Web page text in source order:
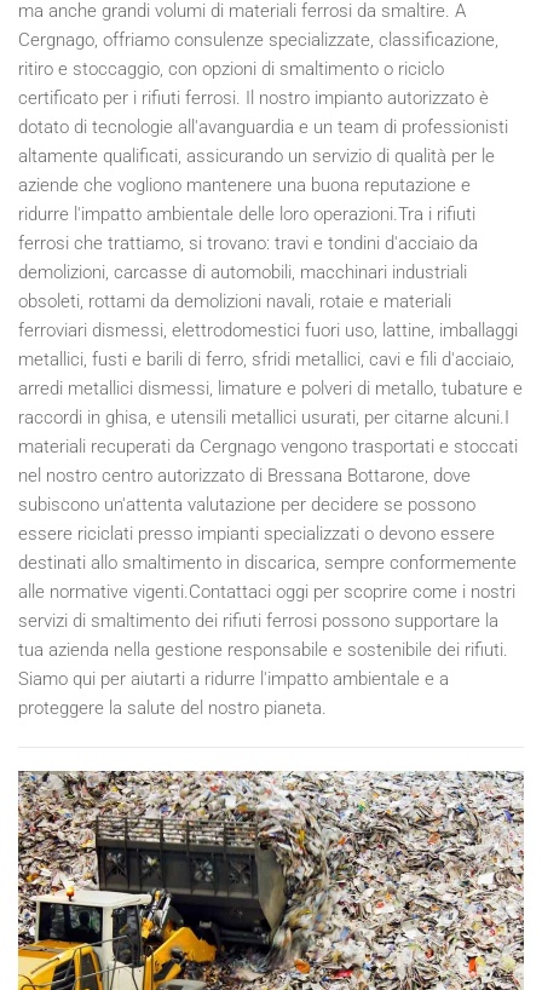
ma anche grandi volumi di materiali ferrosi da smaltire. A
Cergnago, offriamo consulenze specializzate, classificazione,
ritiro e stoccaggio, con opzioni di smaltimento o riciclo
certificato per i rifiuti ferrosi. Il nostro impianto autorizzato è
dotato di tecnologie all'avanguardia e un team di professionisti
altamente qualificati, assicurando un servizio di qualità per le
aziende che vogliono mantenere una buona reputazione e
ridurre l'impatto ambientale delle loro operazioni.Tra i rifiuti
ferrosi che trattiamo, si trovano: travi e tondini d'acciaio da
demolizioni, carcasse di automobili, macchinari industriali
obsoleti, rottami da demolizioni navali, rotaie e materiali
ferroviari dismessi, elettrodomestici fuori uso, lattine, imballaggi
metallici, fusti e barili di ferro, sfridi metallici, cavi e fili d'acciaio,
arredi metallici dismessi, limature e polveri di metallo, tubature e
raccordi in ghisa, e utensili metallici usurati, per citarne alcuni.I
materiali recuperati da Cergnago vengono trasportati e stoccati
nel nostro centro autorizzato di Bressana Bottarone, dove
subiscono un'attenta valutazione per decidere se possono
essere riciclati presso impianti specializzati o devono essere
destinati allo smaltimento in discarica, sempre conformemente
alle normative vigenti.Contattaci oggi per scoprire come i nostri
servizi di smaltimento dei rifiuti ferrosi possono supportare la
tua azienda nella gestione responsabile e sostenibile dei rifiuti.
Siamo qui per aiutarti a ridurre l'impatto ambientale e a
proteggere la salute del nostro pianeta.